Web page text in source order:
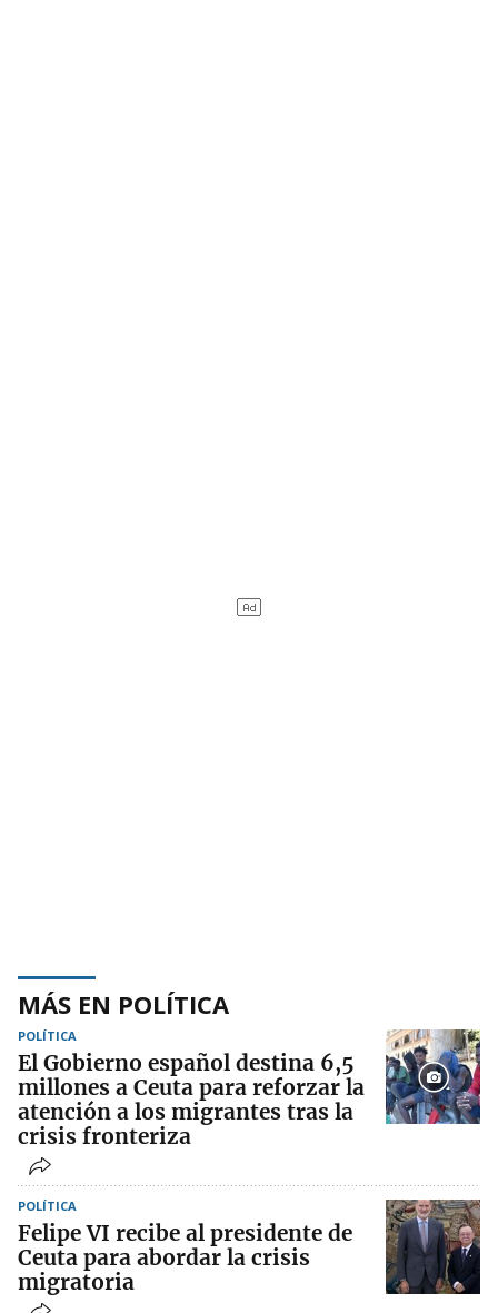
MÁS EN POLÍTICA
POLÍTICA
El Gobierno español destina 6,5
millones a Ceuta para reforzar la
atención a los migrantes tras la
crisis fronteriza
POLÍTICA
Felipe VI recibe al presidente de
Ceuta para abordar la crisis
migratoria